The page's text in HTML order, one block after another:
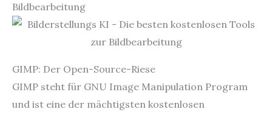
Bildbearbeitung
GIMP: Der Open-Source-Riese
GIMP steht für GNU Image Manipulation Program
und ist eine der mächtigsten kostenlosen